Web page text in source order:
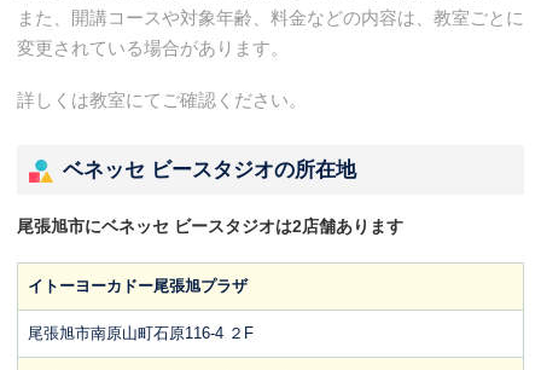
また、開講コースや対象年齢、料金などの内容は、教室ごとに
変更されている場合があります。
詳しくは教室にてご確認ください。
ベネッセ ビースタジオの所在地
尾張旭市にベネッセ ビースタジオは2店舗あります
イトーヨーカドー尾張旭プラザ
尾張旭市南原山町石原116-4 ２F